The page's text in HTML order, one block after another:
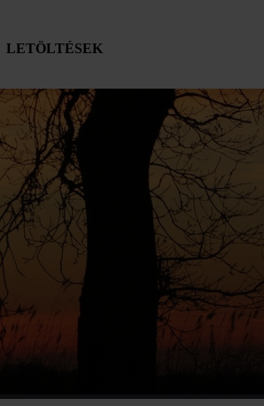
LETÖLTÉSEK